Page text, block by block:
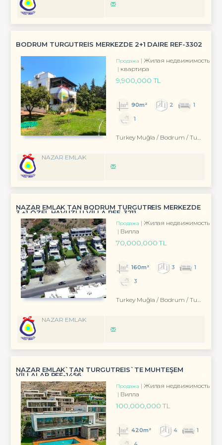
BODRUM TURGUTREİS MERKEZDE 2+1 DAİRE REF-3302
Продажа
Жилая недвижимость
квартира
9,900,000 TL
90m² 2
1
1
Turkey Muğla / Bodrum / Turgutreis
NAZAR EMLAK
NAZAR EMLAK TAN BODRUM TURGUTREİS MERKEZDE
3 +1 ÖZEL HAVUZLU VİLLA REF-3211
Продажа
Жилая недвижимость
Вилла
70,000,000 TL
160m² 3
1
3
Turkey Muğla / Bodrum / Turgutreis
NAZAR EMLAK
NAZAR EMLAK`TAN TURGUTREİS`TE MUHTEŞEM
VİLLALAR REF-1456
Продажа
Жилая недвижимость
Вилла
100,000,000 TL
420m² 4
1